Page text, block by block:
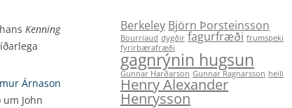
LÖG FÉLAGSINS
Kenning
Árnason
John
Berkeley Björn Þorsteinsson
Bourriaud dygðir fagurfræði frumspeki
fyrirbærafræði
gagnrýnin hugsun
Gunnar Harðarson Gunnar Ragnarsson heili
Henry Alexander
Henrysson